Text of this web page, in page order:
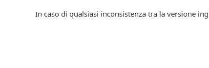
In caso di qualsiasi inconsistenza tra la versione